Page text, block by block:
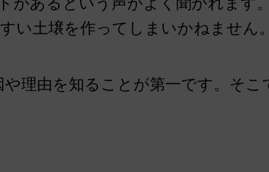
い土壌を作ってしまいかねません
理由を知ることが第一です。そこ